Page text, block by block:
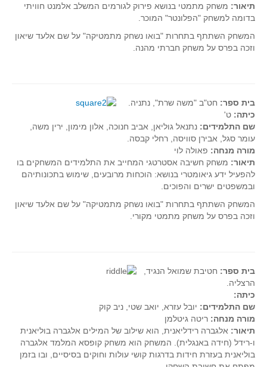
תיאור: משחק מתמטי בנושא פירוק לגורמים המשלב אלמנט חוויתי
בדומה למשחק "הפלונטר" המוכר.
המשחק השתתף בתחרות "בואו נשחק מתמטיקה" על שם אלעד שיאון
וזכה בפרס על משחק חברתי מהנה.
בית ספר: חט"ב "משה שרת", נתניה.
כיתה: ט'
שם התלמידים: נתנאל גוליאן, אביב חנוכה, אלון מימון, ירין משה,
עומר סגל, אבירן סוויסה, רחלי קבסה.
מורה מנחה: פאולה לוי
תיאור: משחק חשיבה אסטרטגי המחייב את התלמידים המשחקים בו
להפעיל ידע גיאומטרי בנושא: הוכחות מרובעים, שימוש בתכונותיהם
ובמשפטים ישרים והפוכים.
המשחק השתתף בתחרות "בואו נשחק מתמטיקה" על שם אלעד שיאון
וזכה בפרס על משחק מתמטי מקורי.
בית ספר: חטיבת שמואל הנגיד,
הרצליה.
כיתה:
שם התלמידים: יובל עזרא, יואב שטי, ניב קוק
מורה מנחה: ריטה גיטלמן
תיאור: אלגברה רידליאנית, הוא שילוב של המילים אלגברה בוליאנית
ו-רידל (חידה באנגלית). המשחק הוא משחק קופסא המלמד אלגברה
בוליאנית בעזרת חידות בדרגות קושי עולות וחוקים בסיסיים, ובו בזמן